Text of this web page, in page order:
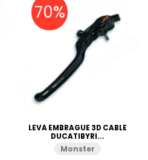
LEVA EMBRAGUE 3D CABLE
DUCATIBYRI...
Monster
70%